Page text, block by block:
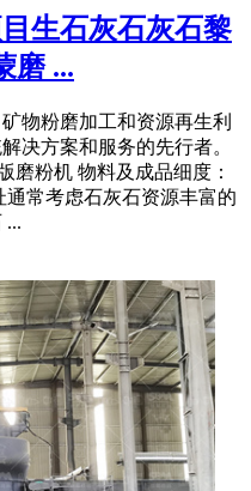
生石灰石灰石黎
磨 ...
物粉磨加工和资源再生利
决方案和服务的先行者。
磨粉机 物料及成品细度：
常考虑石灰石资源丰富的
...